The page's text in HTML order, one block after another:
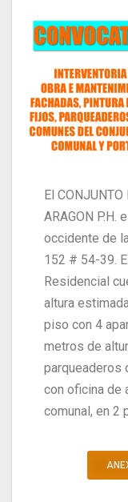
El CONJUNTO
ARAGON P.H.
occidente de
152 # 54-39.
Residencial
altura
piso con 4
metros de
parqueaderos
con oficina de
comunal, en 2